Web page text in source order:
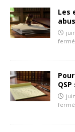
Les